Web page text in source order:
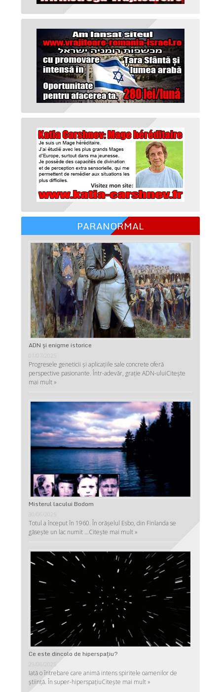
PARANORMAL
ADN şi enigme istorice
01/07/2025
Progresele geneticii şi aplicaţiile sale concrete oferă
perspective pasionante. Într-adevăr, graţie ADN-uluiCitește
mai mult »
Misterul lacului Bodom
Totul a început în 1960. În orășelul Esbo, din Finlanda se
găsește un lac numit …Citește mai mult »
Ce este dincolo de hiperspaţiu?
29/06/2025
Iată o întrebare care animă intens spiritele oamenilor de
ştiinţă. În super-hiperspaţiuCitește mai mult »